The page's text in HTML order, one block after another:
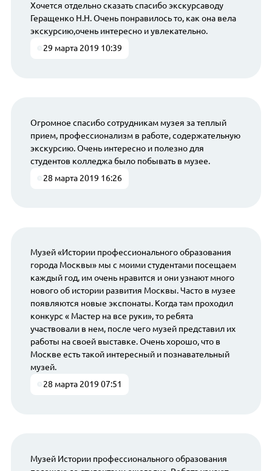
Хочется отдельно сказать спасибо экскурсаводу
Геращенко Н.Н. Очень понравилось то, как она вела
экскурсию,очень интересно и увлекательно.
29 марта 2019 10:39
Огромное спасибо сотрудникам музея за теплый
прием, профессионализм в работе, содержательную
экскурсию. Очень интересно и полезно для
студентов колледжа было побывать в музее.
28 марта 2019 16:26
Музей «Истории профессионального образования
города Москвы» мы с моими студентами посещаем
каждый год, им очень нравится и они узнают много
нового об истории развития Москвы. Часто в музее
появляются новые экспонаты. Когда там проходил
конкурс « Мастер на все руки», то ребята
участвовали в нем, после чего музей представил их
работы на своей выставке. Очень хорошо, что в
Москве есть такой интересный и познавательный
музей.
28 марта 2019 07:51
Музей Истории профессионального образования